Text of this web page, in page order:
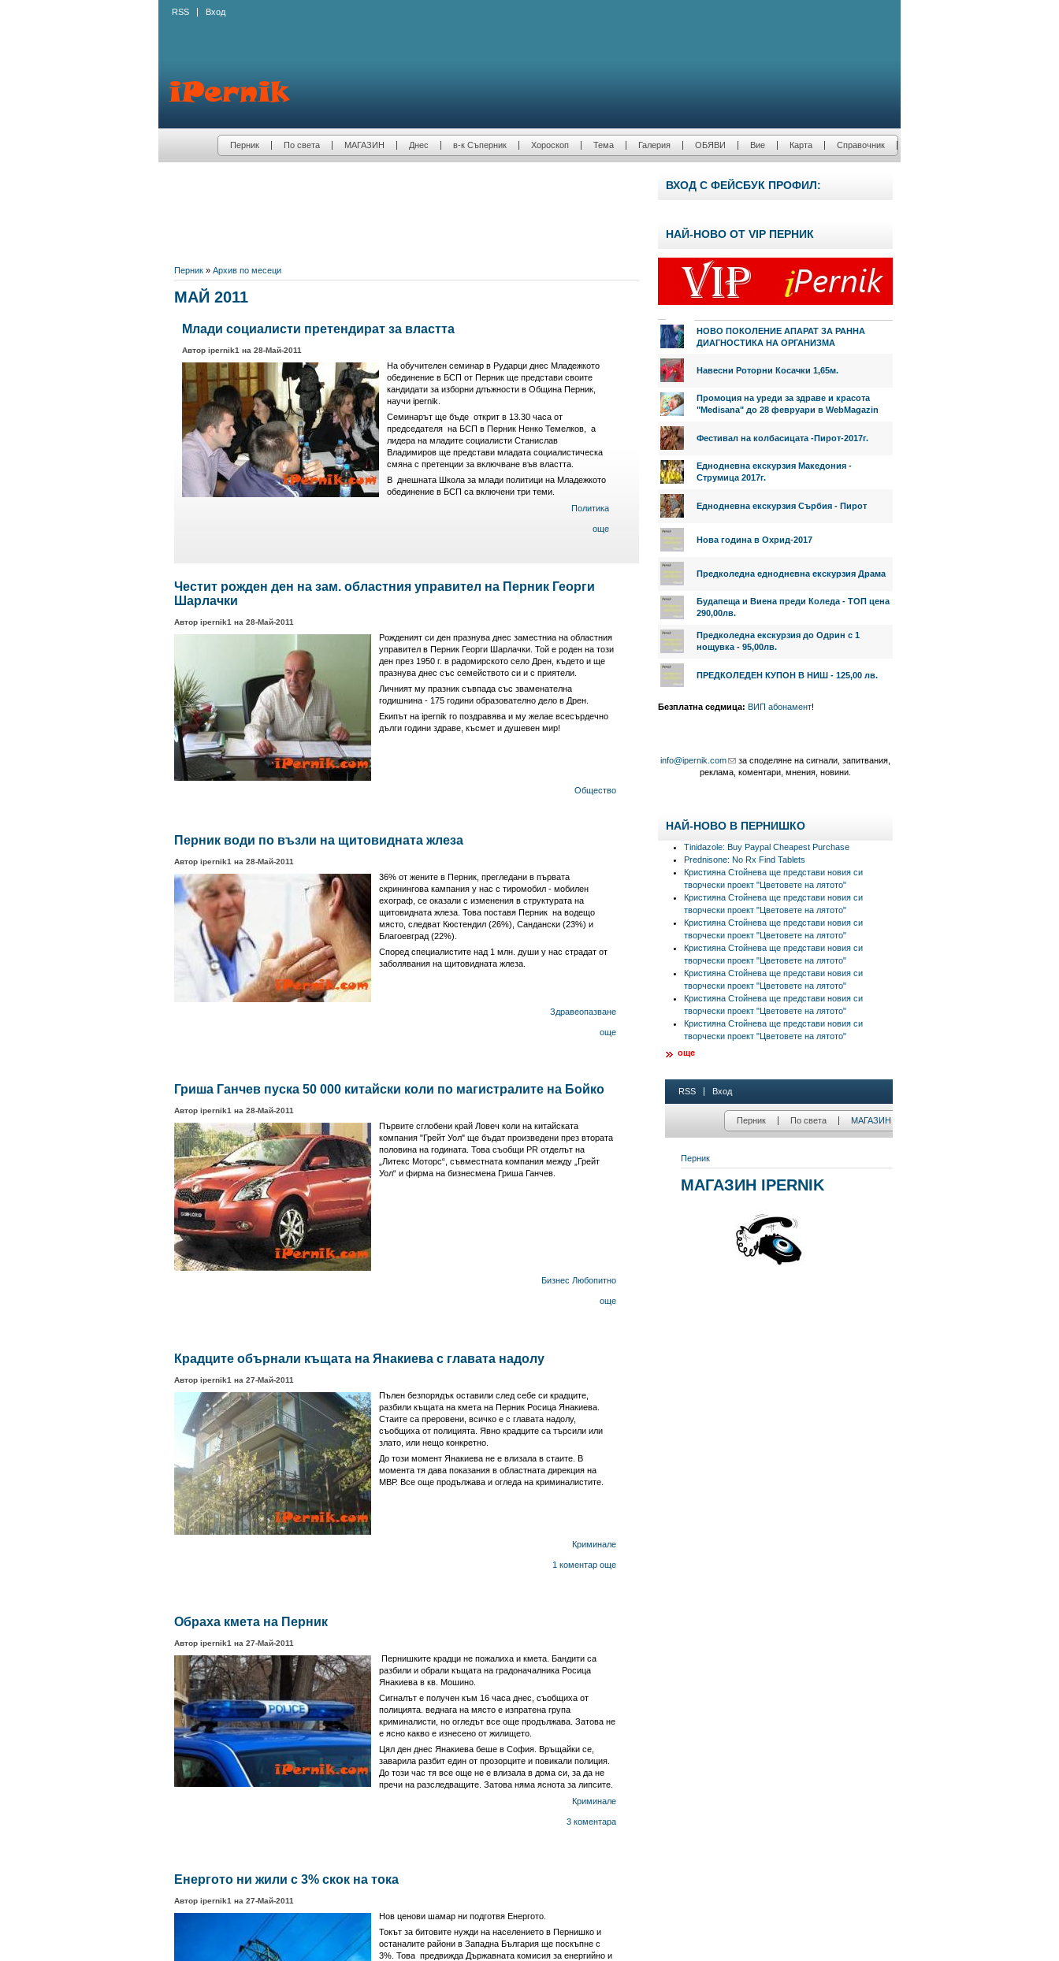
RSS Вход
Перник По света МАГАЗИН Днес в-к Съперник Хороскоп Тема Галерия ОБЯВИ Вие Карта Справочник
Перник » Архив по месеци
МАЙ 2011
Млади социалисти претендират за властта
Автор ipernik1 на 28-Май-2011
На обучителен семинар в Рударци днес Младежкото
обединение в БСП от Перник ще представи своите
кандидати за изборни длъжности в Община Перник,
научи ipernik.
Семинарът ще бъде открит в 13.30 часа от
председателя на БСП в Перник Ненко Темелков, а
лидера на младите социалисти Станислав
Владимиров ще представи младата социалистическа
смяна с претенции за включване във властта.
В днешната Школа за млади политици на Младежкото
обединение в БСП са включени три теми.
Политика
още
Честит рожден ден на зам. областния управител на Перник Георги
Шарлачки
Автор ipernik1 на 28-Май-2011
Рожденият си ден празнува днес заместниа на областния
управител в Перник Георги Шарлачки. Той е роден на този
ден през 1950 г. в радомирското село Дрен, където и ще
празнува днес със семейството си и с приятели.
Личният му празник съвпада със зваменателна
годишнина - 175 години образователно дело в Дрен.
Екипът на ipernik го поздравява и му желае всесърдечно
дълги години здраве, късмет и душевен мир!
Общество
Перник води по възли на щитовидната жлеза
Автор ipernik1 на 28-Май-2011
36% от жените в Перник, прегледани в първата
скринингова кампания у нас с тиромобил - мобилен
ехограф, се оказали с изменения в структурата на
щитовидната жлеза. Това поставя Перник на водещо
място, следват Кюстендил (26%), Сандански (23%) и
Благоевград (22%).
Според специалистите над 1 млн. души у нас страдат от
заболявания на щитовидната жлеза.
Здравеопазване
още
Гриша Ганчев пуска 50 000 китайски коли по магистралите на Бойко
Автор ipernik1 на 28-Май-2011
Първите сглобени край Ловеч коли на китайската
компания "Грейт Уол" ще бъдат произведени през втората
половина на годината. Това съобщи PR отделът на
„Литекс Моторс“, съвместната компания между „Грейт
Уол“ и фирма на бизнесмена Гриша Ганчев.
Бизнес Любопитно
още
Крадците обърнали къщата на Янакиева с главата надолу
Автор ipernik1 на 27-Май-2011
Пълен безпорядък оставили след себе си крадците,
разбили къщата на кмета на Перник Росица Янакиева.
Стаите са преровени, всичко е с главата надолу,
съобщиха от полицията. Явно крадците са търсили или
злато, или нещо конкретно.
До този момент Янакиева не е влизала в стаите. В
момента тя дава показания в областната дирекция на
МВР. Все още продължава и огледа на криминалистите.
Криминале
1 коментар още
Обраха кмета на Перник
Автор ipernik1 на 27-Май-2011
Пернишките крадци не пожалиха и кмета. Бандити са
разбили и обрали къщата на градоначалника Росица
Янакиева в кв. Мошино.
Сигналът е получен към 16 часа днес, съобщиха от
полицията. веднага на място е изпратена група
криминалисти, но огледът все още продължава. Затова не
е ясно какво е изнесено от жилището.
Цял ден днес Янакиева беше в София. Връщайки се,
заварила разбит един от прозорците и повикали полиция.
До този час тя все още не е влизала в дома си, за да не
пречи на разследващите. Затова няма яснота за липсите.
Криминале
3 коментара
Енергото ни жили с 3% скок на тока
Автор ipernik1 на 27-Май-2011
Нов ценови шамар ни подготвя Енергото.
Токът за битовите нужди на населението в Пернишко и
останалите райони в Западна България ще поскъпне с
3%. Това предвижда Държавната комисия за енергийно и
ВХОД С ФЕЙСБУК ПРОФИЛ:
НАЙ-НОВО ОТ VIP ПЕРНИК
НОВО ПОКОЛЕНИЕ АПАРАТ ЗА РАННА
ДИАГНОСТИКА НА ОРГАНИЗМА
Навесни Роторни Косачки 1,65м.
Промоция на уреди за здраве и красота
"Medisana" до 28 февруари в WebMagazin
Фестивал на колбасицата -Пирот-2017г.
Еднодневна екскурзия Македония -
Струмица 2017г.
Еднодневна екскурзия Сърбия - Пирот
Нова година в Охрид-2017
Предколедна еднодневна екскурзия Драма
Будапеща и Виена преди Коледа - ТОП цена
290,00лв.
Предколедна екскурзия до Одрин с 1
нощувка - 95,00лв.
ПРЕДКОЛЕДЕН КУПОН В НИШ - 125,00 лв.
Безплатна седмица: ВИП абонамент!
info@ipernik.com
за споделяне на сигнали, запитвания,
реклама, коментари, мнения, новини.
НАЙ-НОВО В ПЕРНИШКО
Tinidazole: Buy Paypal Cheapest Purchase
Prednisone: No Rx Find Tablets
Кристияна Стойнева ще представи новия си
творчески проект "Цветовете на лятото"
Кристияна Стойнева ще представи новия си
творчески проект "Цветовете на лятото"
Кристияна Стойнева ще представи новия си
творчески проект "Цветовете на лятото"
Кристияна Стойнева ще представи новия си
творчески проект "Цветовете на лятото"
Кристияна Стойнева ще представи новия си
творчески проект "Цветовете на лятото"
Кристияна Стойнева ще представи новия си
творчески проект "Цветовете на лятото"
Кристияна Стойнева ще представи новия си
творчески проект "Цветовете на лятото"
още